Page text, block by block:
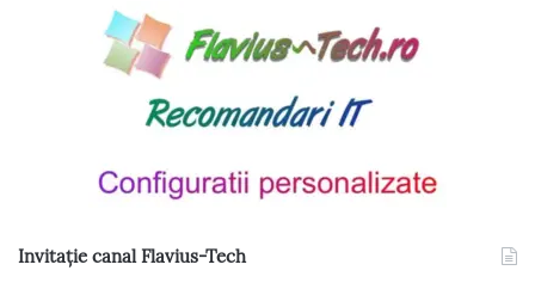
Invitație canal Flavius-Tech